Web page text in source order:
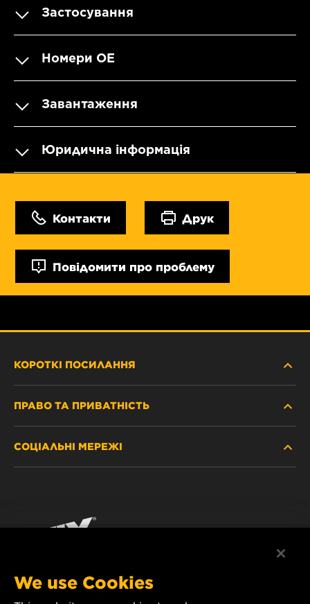
Застосування
Номери OE
Завантаження
Юридична інформація
Контакти Друк
Повідомити про проблему
КОРОТКІ ПОСИЛАННЯ
ПРАВО ТА ПРИВАТНІСТЬ
ЗАХИСТ ПЕРСОНАЛЬНИХ ДАНИХ
РЕКВІЗИТИ
СОЦІАЛЬНІ МЕРЕЖІ
We use Cookies